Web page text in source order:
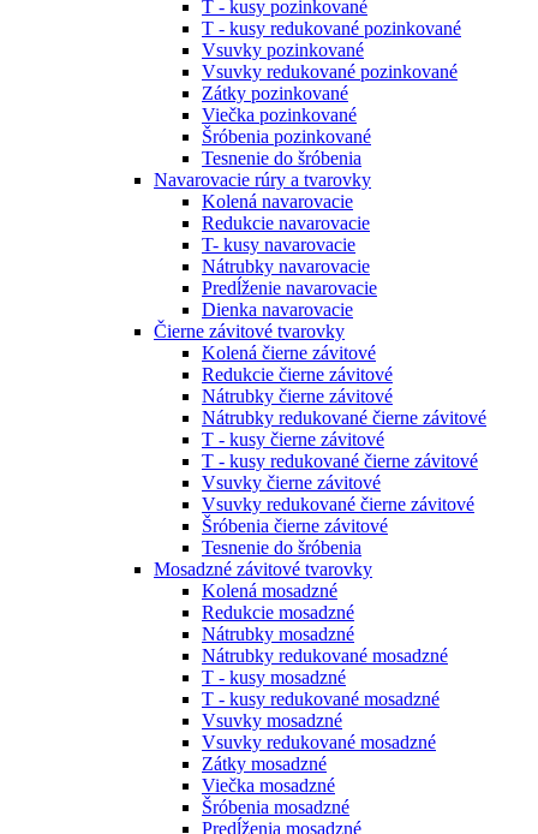
T - kusy pozinkované
T - kusy redukované pozinkované
Vsuvky pozinkované
Vsuvky redukované pozinkované
Zátky pozinkované
Viečka pozinkované
Šróbenia pozinkované
Tesnenie do šróbenia
Navarovacie rúry a tvarovky
Kolená navarovacie
Redukcie navarovacie
T- kusy navarovacie
Nátrubky navarovacie
Predĺženie navarovacie
Dienka navarovacie
Čierne závitové tvarovky
Kolená čierne závitové
Redukcie čierne závitové
Nátrubky čierne závitové
Nátrubky redukované čierne závitové
T - kusy čierne závitové
T - kusy redukované čierne závitové
Vsuvky čierne závitové
Vsuvky redukované čierne závitové
Šróbenia čierne závitové
Tesnenie do šróbenia
Mosadzné závitové tvarovky
Kolená mosadzné
Redukcie mosadzné
Nátrubky mosadzné
Nátrubky redukované mosadzné
T - kusy mosadzné
T - kusy redukované mosadzné
Vsuvky mosadzné
Vsuvky redukované mosadzné
Zátky mosadzné
Viečka mosadzné
Šróbenia mosadzné
Predĺženia mosadzné